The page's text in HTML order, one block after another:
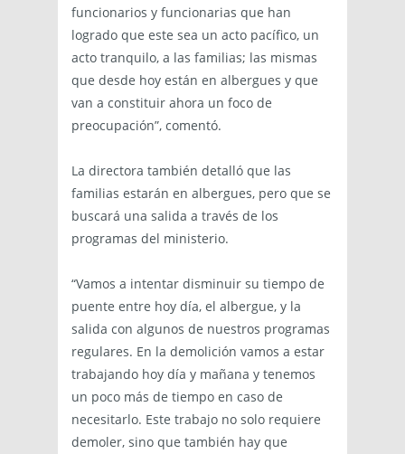
funcionarios y funcionarias que han
logrado que este sea un acto pacífico, un
acto tranquilo, a las familias; las mismas
que desde hoy están en albergues y que
van a constituir ahora un foco de
preocupación”, comentó.
La directora también detalló que las
familias estarán en albergues, pero que se
buscará una salida a través de los
programas del ministerio.
“Vamos a intentar disminuir su tiempo de
puente entre hoy día, el albergue, y la
salida con algunos de nuestros programas
regulares. En la demolición vamos a estar
trabajando hoy día y mañana y tenemos
un poco más de tiempo en caso de
necesitarlo. Este trabajo no solo requiere
demoler, sino que también hay que